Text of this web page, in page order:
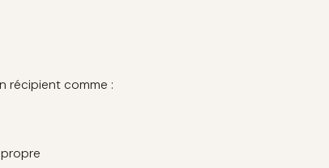
récipient comme :